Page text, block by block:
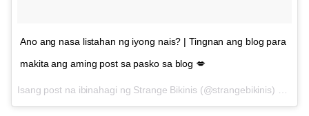
Ano ang nasa listahan ng iyong nais? | Tingnan ang blog para
makita ang aming post sa pasko sa blog 💋